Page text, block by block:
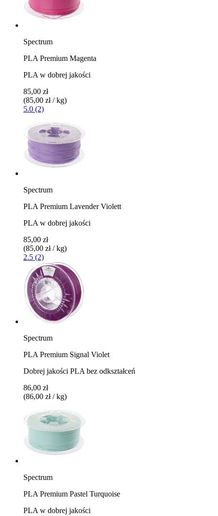
Spectrum
PLA Premium Magenta
PLA w dobrej jakości
85,00 zł
(85,00 zł / kg)
5.0 (2)
Spectrum
PLA Premium Lavender Violett
PLA w dobrej jakości
85,00 zł
(85,00 zł / kg)
2.5 (2)
Spectrum
PLA Premium Signal Violet
Dobrej jakości PLA bez odkształceń
86,00 zł
(86,00 zł / kg)
Spectrum
PLA Premium Pastel Turquoise
PLA w dobrej jakości